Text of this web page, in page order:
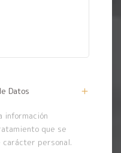
Datos
información
que se
personal.